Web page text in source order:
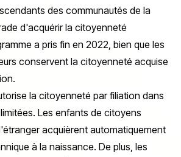
des communautés de la
d'acquérir la citoyenneté
a pris fin en 2022, bien que les
conservent la citoyenneté acquise
la citoyenneté par filiation dans
Les enfants de citoyens
acquièrent automatiquement
à la naissance. De plus, les